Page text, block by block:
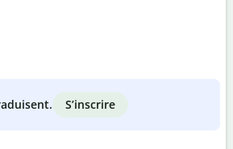
S’inscrire